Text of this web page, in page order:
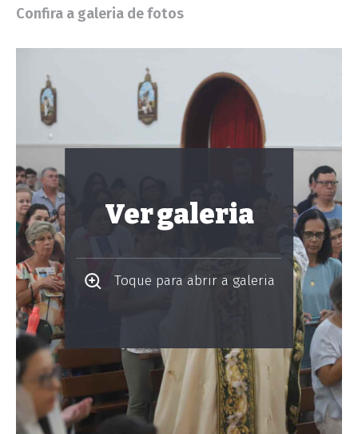
Confira a galeria de fotos
Ver galeria
Toque para abrir a galeria